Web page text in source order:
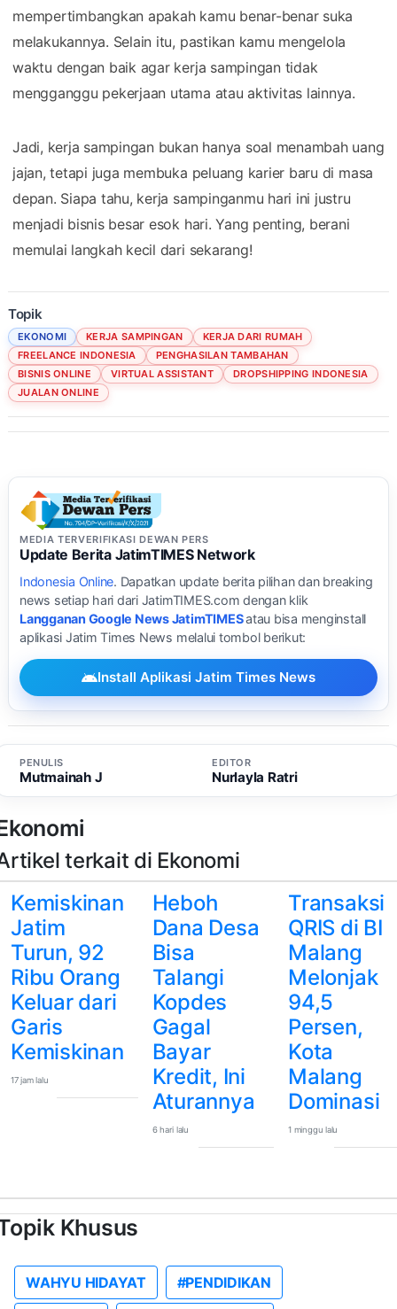
mempertimbangkan apakah kamu benar-benar suka
melakukannya. Selain itu, pastikan kamu mengelola
waktu dengan baik agar kerja sampingan tidak
mengganggu pekerjaan utama atau aktivitas lainnya.
Jadi, kerja sampingan bukan hanya soal menambah uang
jajan, tetapi juga membuka peluang karier baru di masa
depan. Siapa tahu, kerja sampinganmu hari ini justru
menjadi bisnis besar esok hari. Yang penting, berani
memulai langkah kecil dari sekarang!
Topik
EKONOMI KERJA SAMPINGAN
KERJA DARI RUMAH
FREELANCE INDONESIA
PENGHASILAN TAMBAHAN
BISNIS ONLINE
VIRTUAL ASSISTANT
DROPSHIPPING INDONESIA
JUALAN ONLINE
MEDIA TERVERIFIKASI DEWAN PERS
Update Berita JatimTIMES Network
Indonesia Online. Dapatkan update berita pilihan dan breaking
news setiap hari dari JatimTIMES.com dengan klik
Langganan Google News JatimTIMESatau bisa menginstall
aplikasi Jatim Times News melalui tombol berikut:
Install Aplikasi Jatim Times News
PENULIS
Mutmainah J
EDITOR
Nurlayla Ratri
terkait di Ekonomi
Kemiskinan
Jatim
Turun, 92
Ribu Orang
Keluar dari
Garis
Kemiskinan
17 jam lalu
Heboh
Dana Desa
Bisa
Talangi
Kopdes
Gagal
Bayar
Kredit, Ini
Aturannya
6 hari lalu
Transaksi
QRIS di BI
Malang
Melonjak
94,5
Persen,
Kota
Malang
Dominasi
1 minggu lalu
Khusus
WAHYU HIDAYAT #PENDIDIKAN